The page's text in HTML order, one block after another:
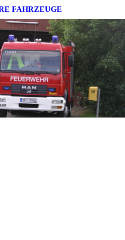
FAHRZEUGE
1
2